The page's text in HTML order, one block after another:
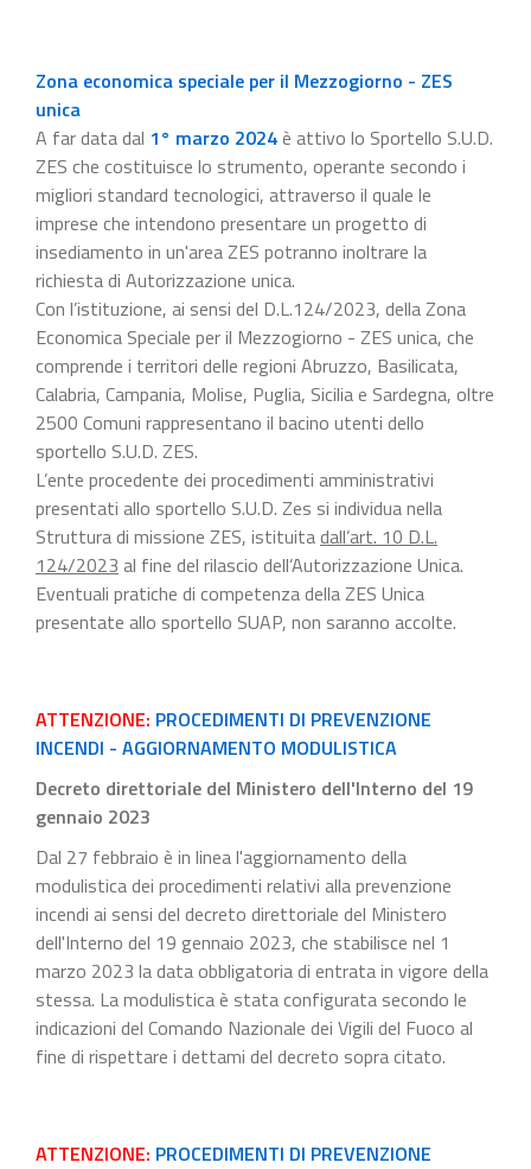
Zona economica speciale per il Mezzogiorno - ZES
unica
A far data dal 1° marzo 2024è attivo lo Sportello S.U.D.
ZES che costituisce lo strumento, operante secondo i
migliori standard tecnologici, attraverso il quale le
imprese che intendono presentare un progetto di
insediamento in un'area ZES potranno inoltrare la
richiesta di Autorizzazione unica.
Con l’istituzione, ai sensi del D.L.124/2023, della Zona
Economica Speciale per il Mezzogiorno - ZES unica, che
comprende i territori delle regioni Abruzzo, Basilicata,
Calabria, Campania, Molise, Puglia, Sicilia e Sardegna, oltre
2500 Comuni rappresentano il bacino utenti dello
sportello S.U.D. ZES.
L’ente procedente dei procedimenti amministrativi
presentati allo sportello S.U.D. Zes si individua nella
Struttura di missione ZES, istituitadall’art. 10 D.L.
124/2023 al fine del rilascio dell’Autorizzazione Unica.
Eventuali pratiche di competenza della ZES Unica
presentate allo sportello SUAP, non saranno accolte.
ATTENZIONE: PROCEDIMENTI DI PREVENZIONE
INCENDI - AGGIORNAMENTO MODULISTICA
Decreto direttoriale del Ministero dell'Interno del 19
gennaio 2023
Dal 27 febbraio è in linea l'aggiornamento della
modulistica dei procedimenti relativi alla prevenzione
incendi ai sensi del decreto direttoriale del Ministero
dell'Interno del 19 gennaio 2023, che stabilisce nel 1
marzo 2023 la data obbligatoria di entrata in vigore della
stessa. La modulistica è stata configurata secondo le
indicazioni del Comando Nazionale dei Vigili del Fuoco al
fine di rispettare i dettami del decreto sopra citato.
ATTENZIONE: PROCEDIMENTI DI PREVENZIONE